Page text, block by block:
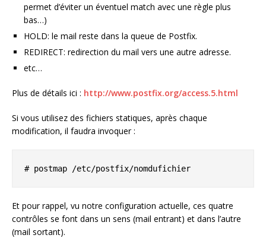
permet d’éviter un éventuel match avec une règle plus
bas…)
HOLD: le mail reste dans la queue de Postfix.
REDIRECT: redirection du mail vers une autre adresse.
etc…
Plus de détails ici : http://www.postfix.org/access.5.html
Si vous utilisez des fichiers statiques, après chaque
modification, il faudra invoquer :
# postmap /etc/postfix/nomdufichier
Et pour rappel, vu notre configuration actuelle, ces quatre
contrôles se font dans un sens (mail entrant) et dans l’autre
(mail sortant).